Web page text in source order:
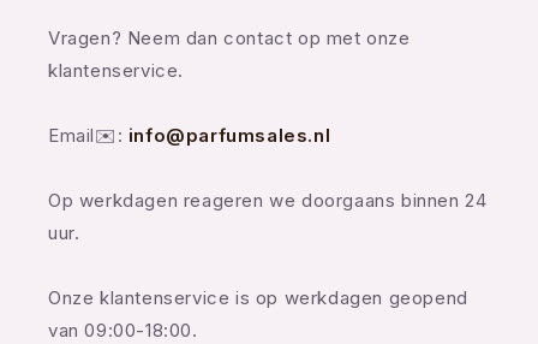
Vragen? Neem dan contact op met onze
klantenservice.
Email✉️: info@parfumsales.nl
Op werkdagen reageren we doorgaans binnen 24
uur.
Onze klantenservice is op werkdagen geopend
van 09:00-18:00.